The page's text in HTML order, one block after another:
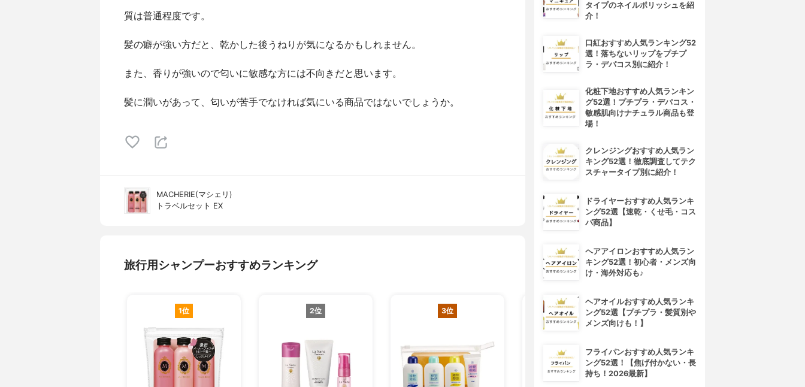
質は普通程度です。
髪の癖が強い方だと、乾かした後うねりが気になるかもしれません。
また、香りが強いので匂いに敏感な方には不向きだと思います。
髪に潤いがあって、匂いが苦手でなければ気にいる商品ではないでしょうか。
MACHERIE(マシェリ)
トラベルセット EX
旅行用シャンプーおすすめランキング
1位 2位 3位 4位
タイプのネイルポリッシュを紹
介！
口紅おすすめ人気ランキング52
選！落ちないリップをプチプ
ラ・デパコス別に紹介！
化粧下地おすすめ人気ランキン
グ52選！プチプラ・デパコス・
敏感肌向けナチュラル商品も登
場！
クレンジングおすすめ人気ラン
キング52選！徹底調査してテク
スチャータイプ別に紹介！
ドライヤーおすすめ人気ランキ
ング52選【速乾・くせ毛・コス
パ商品】
ヘアアイロンおすすめ人気ラン
キング52選！初心者・メンズ向
け・海外対応も♪
ヘアオイルおすすめ人気ランキ
ング52選【プチプラ・髪質別や
メンズ向けも！】
フライパンおすすめ人気ランキ
ング52選！【焦げ付かない・長
持ち！2026最新】